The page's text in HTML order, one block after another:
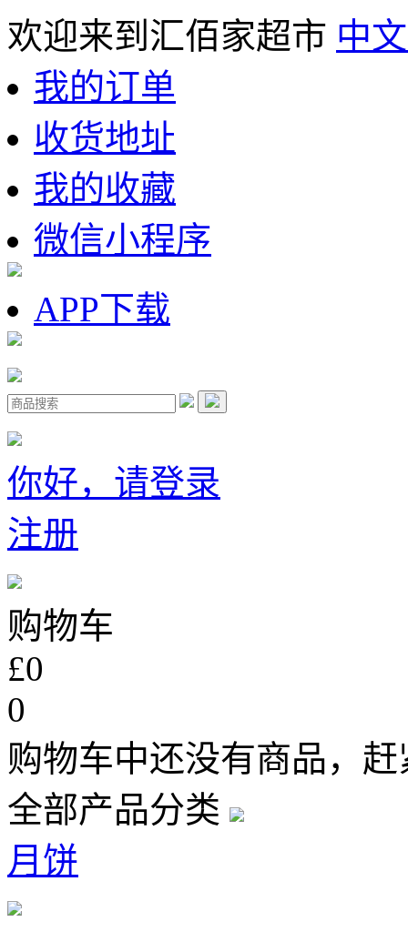
欢迎来到汇佰家超市 中
我的订单
收货地址
我的收藏
微信小程序
APP下载
你好，请登录
注册
购物车
£0
0
购物车中还没有商品，
全部产品分类
月饼